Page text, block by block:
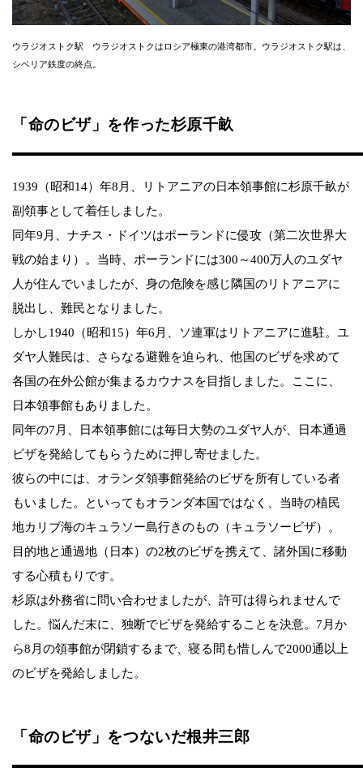
ウラジオストク駅 ウラジオストクはロシア極東の港湾都市。ウラジオストク駅は、
シベリア鉄度の終点。
「命のビザ」を作った杉原千畝
1939（昭和14）年8月、リトアニアの日本領事館に杉原千畝が
副領事として着任しました。
同年9月、ナチス・ドイツはポーランドに侵攻（第二次世界大
戦の始まり）。当時、ポーランドには300～400万人のユダヤ
人が住んでいましたが、身の危険を感じ隣国のリトアニアに
脱出し、難民となりました。
しかし1940（昭和15）年6月、ソ連軍はリトアニアに進駐。ユ
ダヤ人難民は、さらなる避難を迫られ、他国のビザを求めて
各国の在外公館が集まるカウナスを目指しました。ここに、
日本領事館もありました。
同年の7月、日本領事館には毎日大勢のユダヤ人が、日本通過
ビザを発給してもらうために押し寄せました。
彼らの中には、オランダ領事館発給のビザを所有している者
もいました。といってもオランダ本国ではなく、当時の植民
地カリブ海のキュラソー島行きのもの（キュラソービザ）。
目的地と通過地（日本）の2枚のビザを携えて、諸外国に移動
する心積もりです。
杉原は外務省に問い合わせましたが、許可は得られませんで
した。悩んだ末に、独断でビザを発給することを決意。7月か
ら8月の領事館が閉鎖するまで、寝る間も惜しんで2000通以上
のビザを発給しました。
「命のビザ」をつないだ根井三郎